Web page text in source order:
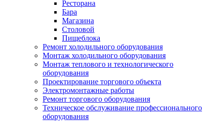
Ресторана
Бара
Магазина
Столовой
Пищеблока
Ремонт холодильного оборудования
Монтаж холодильного оборудования
Монтаж теплового и технологического
оборудования
Проектирование торгового объекта
Электромонтажные работы
Ремонт торгового оборудования
Техническое обслуживание профессионального
оборудования